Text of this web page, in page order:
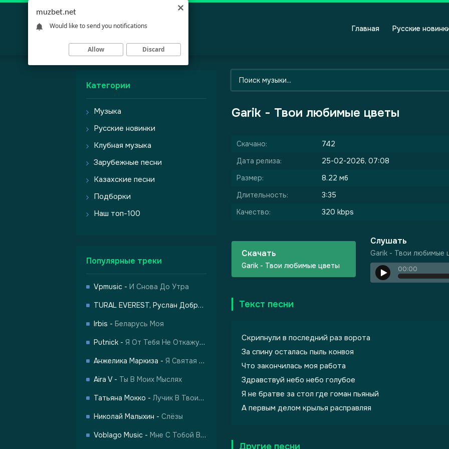
Главная Русские
Категории
Музыка
Русские новинки
Клубная музыка
Зарубежные песни
Казахские песни
Подборки
Наш топ-100
Популярные треки
Vpmusic - И Снова До Утра
TURAL EVEREST, Руслан Добрый Харизма
Irbis - Беларусь Моя
Putnick - Я От Тебя Не Откажусь
Анжелика Маркиза - Я Святая Женщина
Aira V- Ты В Моих Мыслях
Татьяна Мокко - Лучик В Твоих Глазах
Николай Малыхин - Слёзы
Voblago Music - Мне С Тобой Все По Барабану
Garik - Твои любимые цветы
Скачано:
742
Дата релиза:
25-02-2026, 07:08
Размер:
8.22 мб
Длительность:
3:35
Качество:
320 kbps
Скачать
Garik - Твои любимые цветы
Слушать
Garik - Твои любимые
00:00
Текст песни
Скрипнули в последний раз ворота
За спину осталась пыль конвоя
Что закончилась моя работа
Здравствуй небо небо голубое
Я не братве за стол где гоман пьяный
А первым делом крылья расправляя
Другие песни
muzbet.net
Would like to send you notifications
Allow Discard